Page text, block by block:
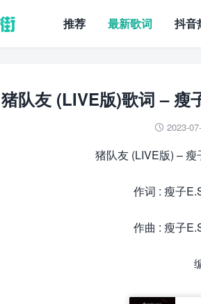
推荐 最新歌词 抖音
猪队友 (LIVE版)歌词 – 瘦
 2023-
猪队友 (LIVE版) –
作词 : 瘦子
作曲 : 瘦子